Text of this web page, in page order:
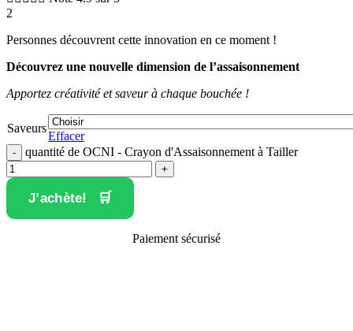
2
Personnes découvrent cette innovation en ce moment !
Découvrez une nouvelle dimension de l’assaisonnement
Apportez créativité et saveur à chaque bouchée !
Saveurs
Effacer
quantité de OCNI - Crayon d'Assaisonnement à Tailler
J’achète!
Paiement sécurisé